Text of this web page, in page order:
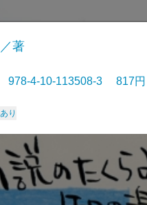
著
978-4-10-113508-3 817
り